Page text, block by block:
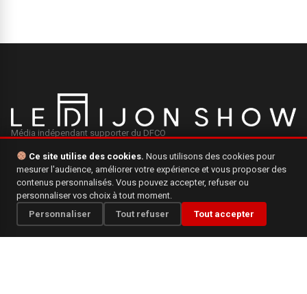
Média indépendant supporter du DFCO
INFORMATIONS
Mentions légales
Qui sommes-nous ?
Ce site utilise des cookies. Nous utilisons des cookies pour
mesurer l'audience, améliorer votre expérience et vous proposer des
contenus personnalisés. Vous pouvez accepter, refuser ou
personnaliser vos choix à tout moment.
Personnaliser
Tout refuser Tout accepter